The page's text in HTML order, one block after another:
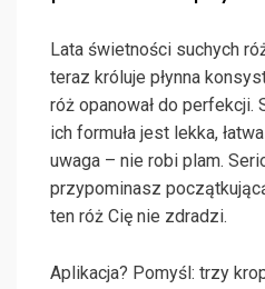
Lata świetności suchych
teraz króluje płynna
róż opanował do perfekcji.
ich formuła jest lekka,
uwaga – nie robi plam.
przypominasz
ten róż Cię nie zdradzi.
Aplikacja? Pomyśl: trzy